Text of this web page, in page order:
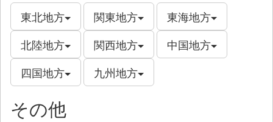
東北地方 関東地方
東海地方
北陸地方
関西地方
中国地方
四国地方
九州地方
その他